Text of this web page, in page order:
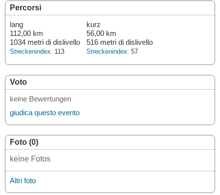
Percorsi
lang
112,00 km
1034 metri di dislivello
Streckenindex: 113
kurz
56,00 km
516 metri di dislivello
Streckenindex: 57
Voto
keine Bewertungen
giudica questo evento
Foto (0)
keine Fotos
Altri foto